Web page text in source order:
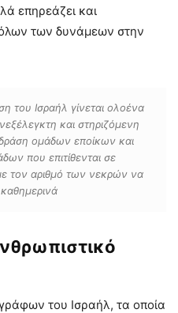
επηρεάζει και
των δυνάμεων στην
του Ισραήλ γίνεται ολοένα
και στηριζόμενη
ομάδων εποίκων και
που επιτίθενται σε
τον αριθμό των νεκρών να
του Ισραήλ, τα οποία